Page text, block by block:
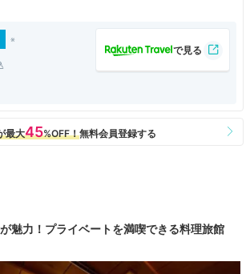
魅力！プライベートを満喫できる料理旅館